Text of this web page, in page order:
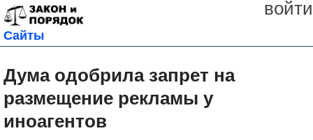
войти
Сайты
Дума одобрила запрет на
размещение рекламы у
иноагентов